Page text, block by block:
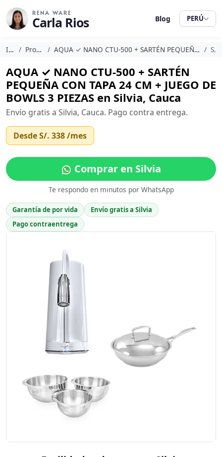
RENA WARE
Carla Rios Blog PERÚ
Inicio Promociones AQUA ✓ NANO CTU-500 + SARTÉN PEQUEÑA CON TAPA 24 CM + JUEGO DE BOWLS 3 PIEZAS Silvia
AQUA ✓ NANO CTU-500 + SARTÉN
PEQUEÑA CON TAPA 24 CM + JUEGO DE
BOWLS 3 PIEZAS en Silvia, Cauca
Envío gratis a Silvia, Cauca. Pago contra entrega.
DesdeS/. 338/mes
Comprar en Silvia
Te respondo en minutos por WhatsApp
Garantía de por vida
Envío gratis a Silvia
Pago contraentrega